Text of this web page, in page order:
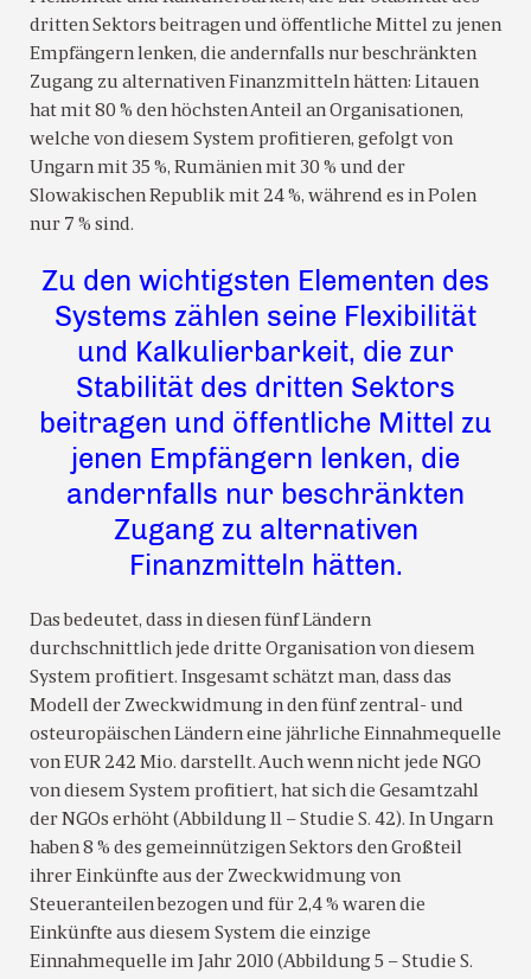
dritten Sektors beitragen und öffentliche Mittel zu jenen
Empfängern lenken, die andernfalls nur beschränkten
Zugang zu alternativen Finanzmitteln hätten: Litauen
hat mit 80 % den höchsten Anteil an Organisationen,
welche von diesem System profitieren, gefolgt von
Ungarn mit 35 %, Rumänien mit 30 % und der
Slowakischen Republik mit 24 %, während es in Polen
nur 7 % sind.
Zu den wichtigsten Elementen des
Systems zählen seine Flexibilität
und Kalkulierbarkeit, die zur
Stabilität des dritten Sektors
beitragen und öffentliche Mittel zu
jenen Empfängern lenken, die
andernfalls nur beschränkten
Zugang zu alternativen
Finanzmitteln hätten.
Das bedeutet, dass in diesen fünf Ländern
durchschnittlich jede dritte Organisation von diesem
System profitiert. Insgesamt schätzt man, dass das
Modell der Zweckwidmung in den fünf zentral- und
osteuropäischen Ländern eine jährliche Einnahmequelle
von EUR 242 Mio. darstellt. Auch wenn nicht jede NGO
von diesem System profitiert, hat sich die Gesamtzahl
der NGOs erhöht (Abbildung 11 – Studie S. 42). In Ungarn
haben 8 % des gemeinnützigen Sektors den Großteil
ihrer Einkünfte aus der Zweckwidmung von
Steueranteilen bezogen und für 2,4 % waren die
Einkünfte aus diesem System die einzige
Einnahmequelle im Jahr 2010 (Abbildung 5 – Studie S.